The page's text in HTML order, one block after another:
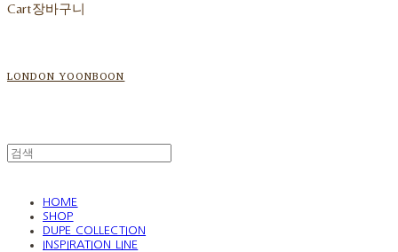
Cart장바구니
LONDON YOONBOON
HOME
SHOP
DUPE COLLECTION
INSPIRATION LINE